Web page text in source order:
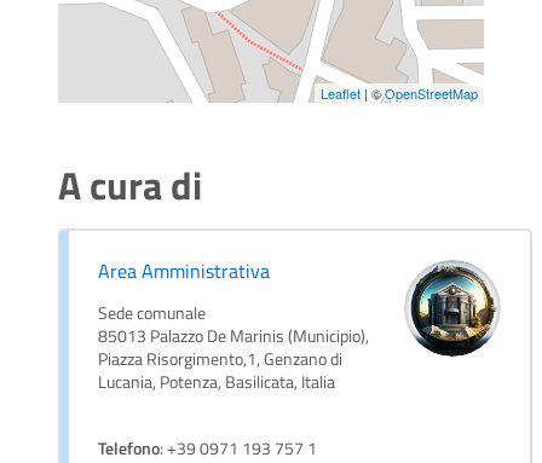
Leaflet | ©OpenStreetMap
A cura di
Area Amministrativa
Sede comunale
85013 Palazzo De Marinis (Municipio),
Piazza Risorgimento,1, Genzano di
Lucania, Potenza, Basilicata, Italia
Telefono: +39 0971 193 757 1